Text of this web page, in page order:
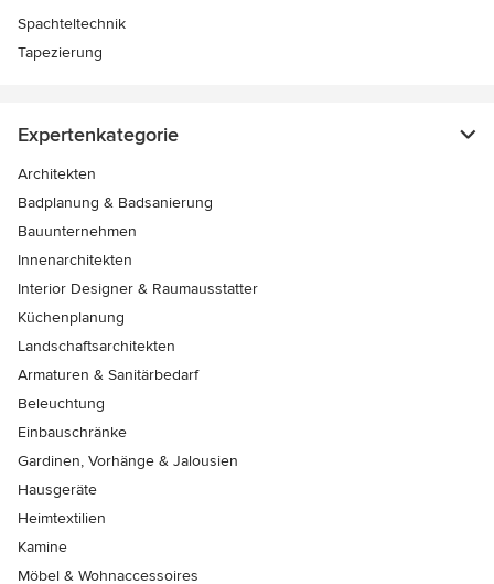
Spachteltechnik
Tapezierung
Expertenkategorie
Architekten
Badplanung & Badsanierung
Bauunternehmen
Innenarchitekten
Interior Designer & Raumausstatter
Küchenplanung
Landschaftsarchitekten
Armaturen & Sanitärbedarf
Beleuchtung
Einbauschränke
Gardinen, Vorhänge & Jalousien
Hausgeräte
Heimtextilien
Kamine
Möbel & Wohnaccessoires